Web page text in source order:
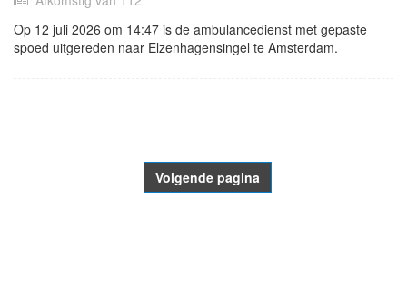
Op 12 juli 2026 om 14:47 is de ambulancedienst met gepaste
spoed uitgereden naar Elzenhagensingel te Amsterdam.
Volgende pagina